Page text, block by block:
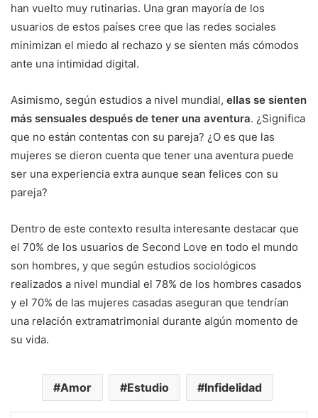
han vuelto muy rutinarias. Una gran mayoría de los
usuarios de estos países cree que las redes sociales
minimizan el miedo al rechazo y se sienten más cómodos
ante una intimidad digital.
Asimismo, según estudios a nivel mundial, ellas se sienten
más sensuales después de tener una aventura. ¿Significa
que no están contentas con su pareja? ¿O es que las
mujeres se dieron cuenta que tener una aventura puede
ser una experiencia extra aunque sean felices con su
pareja?
Dentro de este contexto resulta interesante destacar que
el 70% de los usuarios de Second Love en todo el mundo
son hombres, y que según estudios sociológicos
realizados a nivel mundial el 78% de los hombres casados
y el 70% de las mujeres casadas aseguran que tendrían
una relación extramatrimonial durante algún momento de
su vida.
Amor Estudio Infidelidad